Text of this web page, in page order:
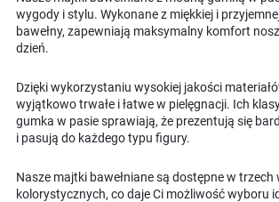
wygody i stylu. Wykonane z miękkiej i
bawełny, zapewniają maksymalny komfort
dzień.
Dzięki wykorzystaniu wysokiej jakości
wyjątkowo trwałe i łatwe w pielęgnacji. Ich
gumka w pasie sprawiają, że prezentują się
i pasują do każdego typu figury.
Nasze majtki bawełniane są dostępne w trzech
kolorystycznych, co daje Ci możliwość wyboru